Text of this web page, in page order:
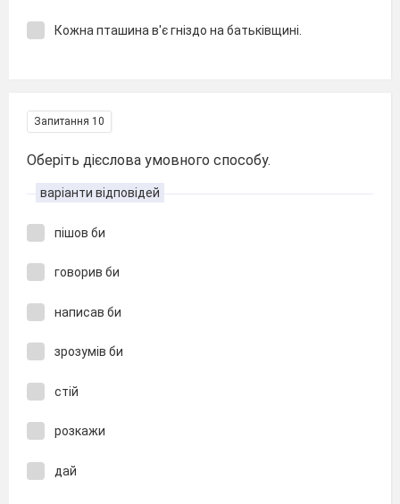
Кожна пташина в'є гніздо на батьківщині.
Запитання 10
Оберіть дієслова умовного способу.
варіанти відповідей
пішов би
говорив би
написав би
зрозумів би
стій
розкажи
дай